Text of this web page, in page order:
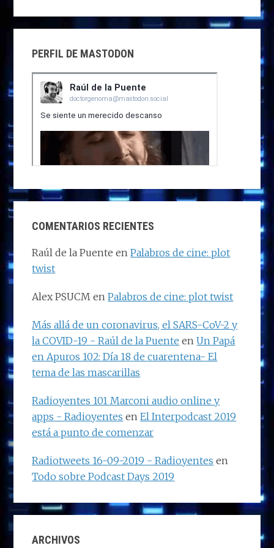
PERFIL DE MASTODON
COMENTARIOS RECIENTES
Raúl de la Puente enPalabros de cine: plot
twist
Alex PSUCM enPalabros de cine: plot twist
Más allá de un coronavirus, el SARS-CoV-2 y
la COVID-19 - Raúl de la Puente enUn Papá
en Apuros 102: Día 18 de cuarentena- El
tema de las mascarillas
Radioyentes 101 Marconi audio online y
apps - Radioyentes enEl Interpodcast 2019
está a punto de comenzar
Radiotweets 16-09-2019 - Radioyentes en
Todo sobre Podcast Days 2019
ARCHIVOS